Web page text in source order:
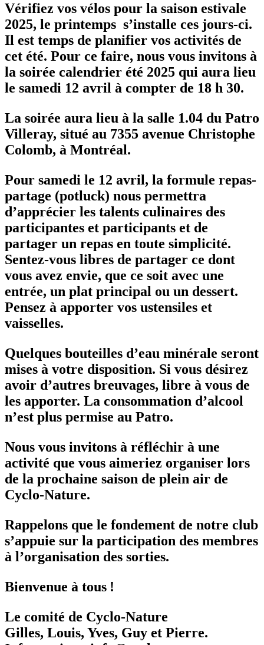
Vérifiez vos vélos pour la saison estivale
2025, le printemps s’installe ces jours-ci.
Il est temps de planifier vos activités de
cet été. Pour ce faire, nous vous invitons à
la soirée calendrier été 2025 qui aura lieu
le samedi 12 avril à compter de 18 h 30.
La soirée aura lieu à la salle 1.04 du Patro
Villeray, situé au 7355 avenue Christophe
Colomb, à Montréal.
Pour samedi le 12 avril, la formule repas-
partage (potluck) nous permettra
d’apprécier les talents culinaires des
participantes et participants et de
partager un repas en toute simplicité.
Sentez-vous libres de partager ce dont
vous avez envie, que ce soit avec une
entrée, un plat principal ou un dessert.
Pensez à apporter vos ustensiles et
vaisselles.
Quelques bouteilles d’eau minérale seront
mises à votre disposition. Si vous désirez
avoir d’autres breuvages, libre à vous de
les apporter. La consommation d’alcool
n’est plus permise au Patro.
Nous vous invitons à réfléchir à une
activité que vous aimeriez organiser lors
de la prochaine saison de plein air de
Cyclo-Nature.
Rappelons que le fondement de notre club
s’appuie sur la participation des membres
à l’organisation des sorties.
Bienvenue à tous !
Le comité de Cyclo-Nature
Gilles, Louis, Yves, Guy et Pierre.